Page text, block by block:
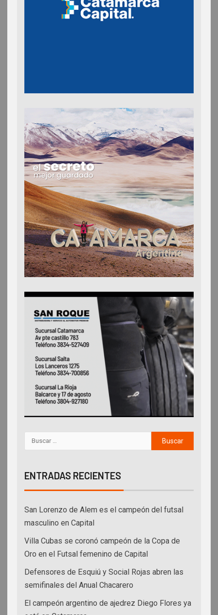
ENTRADAS RECIENTES
San Lorenzo de Alem es el campeón del futsal
masculino en Capital
Villa Cubas se coronó campeón de la Copa de
Oro en el Futsal femenino de Capital
Defensores de Esquiú y Social Rojas abren las
semifinales del Anual Chacarero
El campeón argentino de ajedrez Diego Flores ya